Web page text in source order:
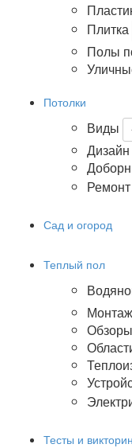
Плитка
Полы
Потолки
Виды
Дизайн
Сад и огород
Теплый пол
Тесты и